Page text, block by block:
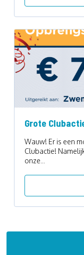
Grote
Wauw! Er is een
Clubactie!
onze...